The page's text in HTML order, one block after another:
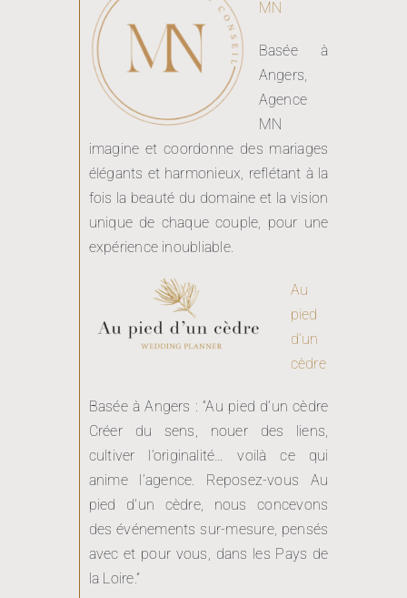
Angers,
Agence
MN
imagine et coordonne des mariages
élégants et harmonieux, reflétant à la
fois la beauté du domaine et la vision
unique de chaque couple, pour une
expérience inoubliable.
pied
d’un
cèdre
Créer du sens, nouer des liens,
cultiver l’originalité… voilà ce qui
anime l’agence. Reposez-vous Au
pied d’un cèdre, nous concevons
des événements sur-mesure, pensés
avec et pour vous, dans les Pays de
la Loire.”